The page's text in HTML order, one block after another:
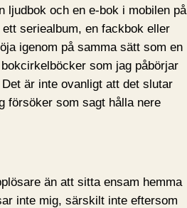
ljudbok och en e-bok i mobilen på
seriealbum, en fackbok eller
igenom på samma sätt som en
som jag påbörjar
är inte ovanligt att det slutar
försöker som sagt hålla nere
än att sitta ensam hemma
inte mig, särskilt inte eftersom